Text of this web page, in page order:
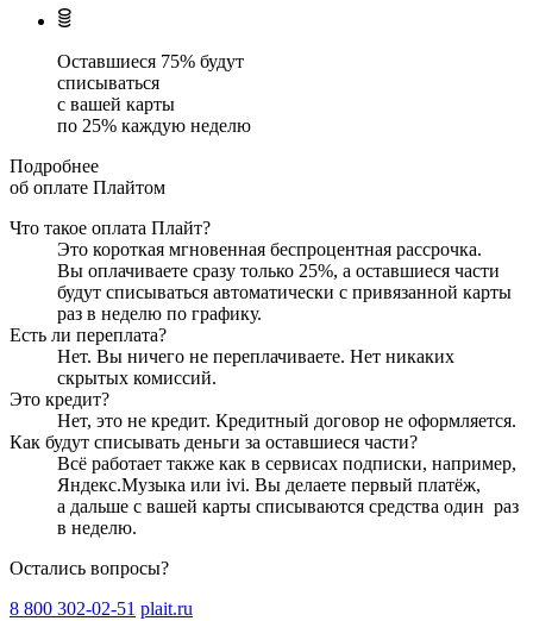
Оставшиеся 75% будут
списываться
с вашей карты
по 25% каждую неделю
Подробнее
об оплате Плайтом
Что такое оплата Плайт?
Это короткая мгновенная беспроцентная рассрочка.
Вы оплачиваете сразу только 25%, а оставшиеся части
будут списываться автоматически с привязанной карты
раз в неделю по графику.
Есть ли переплата?
Нет. Вы ничего не переплачиваете. Нет никаких
скрытых комиссий.
Это кредит?
Нет, это не кредит. Кредитный договор не оформляется.
Как будут списывать деньги за оставшиеся части?
Всё работает также как в сервисах подписки, например,
Яндекс.Музыка или ivi. Вы делаете первый платёж,
а дальше с вашей карты списываются средства один раз
в неделю.
Остались вопросы?
8 800 302-02-51 plait.ru